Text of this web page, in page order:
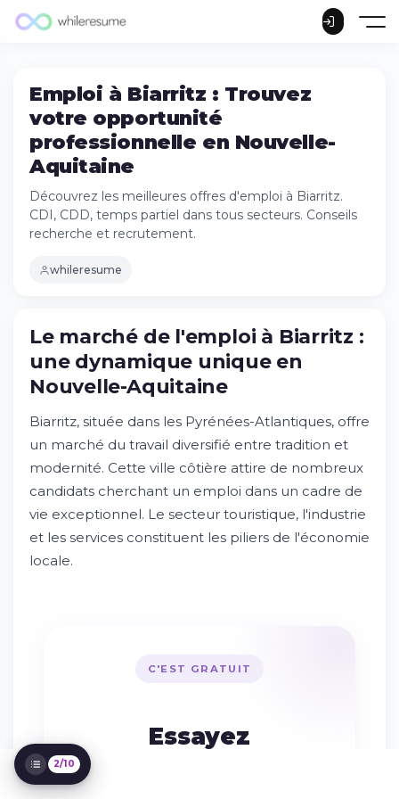
Emploi à Biarritz : Trouvez
votre opportunité
professionnelle en Nouvelle-
Aquitaine
Découvrez les meilleures offres d'emploi à Biarritz.
CDI, CDD, temps partiel dans tous secteurs. Conseils
recherche et recrutement.
whileresume
dynamique unique en Nouvelle-Aquitaine
Essayez Whileresume
Types de contrats proposés dans la région
Recherche d'emploi efficace : méthodes
et conseils
2/10
Le marché de l'emploi à Biarritz :
une dynamique unique en
Nouvelle-Aquitaine
Biarritz, située dans les Pyrénées-Atlantiques, offre
un marché du travail diversifié entre tradition et
modernité. Cette ville côtière attire de nombreux
candidats cherchant un emploi dans un cadre de
vie exceptionnel. Le secteur touristique, l'industrie
et les services constituent les piliers de l'économie
locale.
C'EST GRATUIT
Essayez